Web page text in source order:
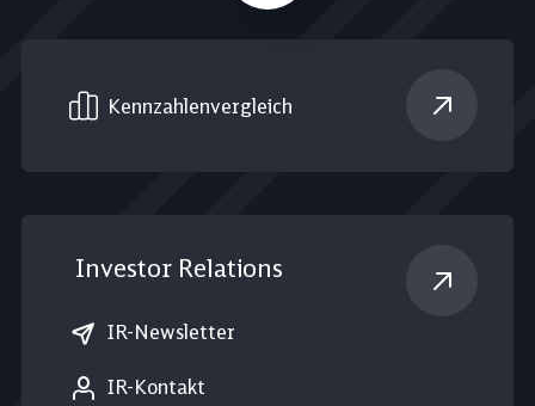
Kennzahlen­vergleich
Investor Relations
IR-Newsletter
IR-Kontakt